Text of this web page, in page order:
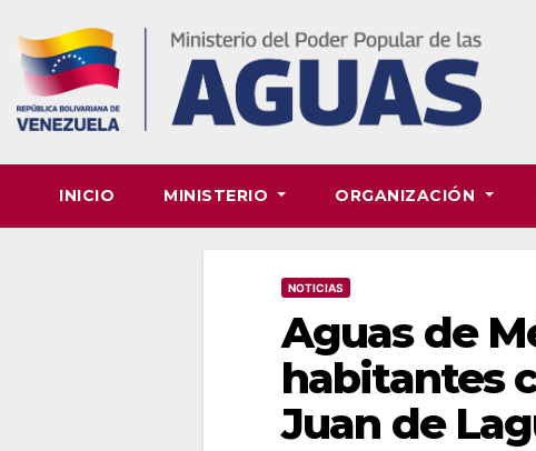
content
INICIO MINISTERIO ORGANIZACIÓN
NOTICIAS
Aguas de
habitantes
Juan de